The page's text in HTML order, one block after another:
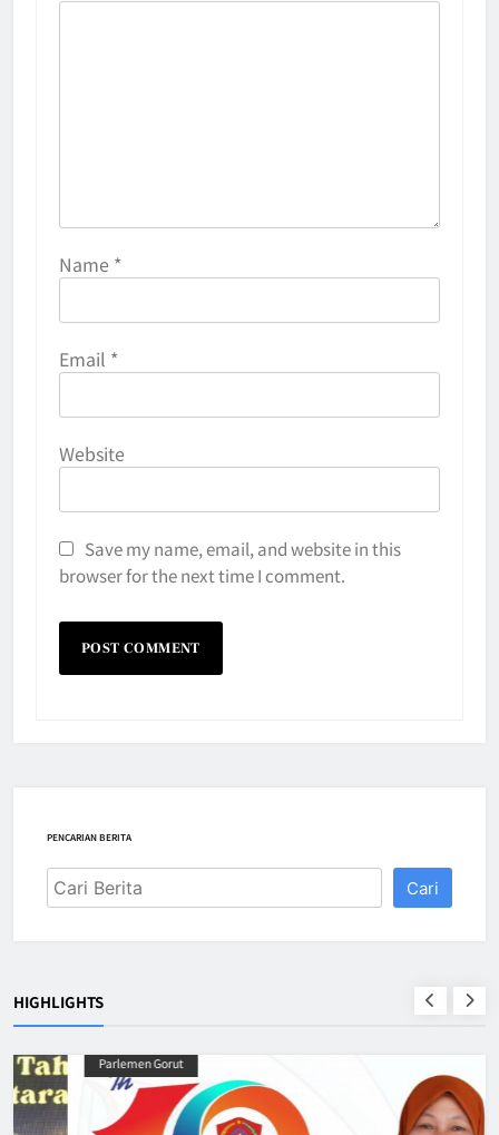
Name *
Email *
Website
Save my name, email, and website in this
browser for the next time I comment.
PENCARIAN BERITA
Cari
HIGHLIGHTS
Parlemen Gorut